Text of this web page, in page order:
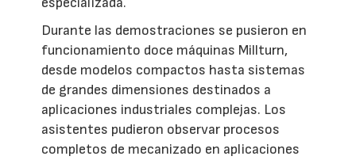
Durante las demostraciones se pusieron en
funcionamiento doce máquinas Millturn,
desde modelos compactos hasta sistemas
de grandes dimensiones destinados a
aplicaciones industriales complejas. Los
asistentes pudieron observar procesos
completos de mecanizado en aplicaciones